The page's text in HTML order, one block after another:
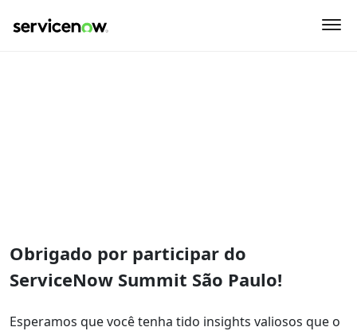
Obrigado por participar do
ServiceNow Summit São Paulo!
Esperamos que você tenha tido insights valiosos que o